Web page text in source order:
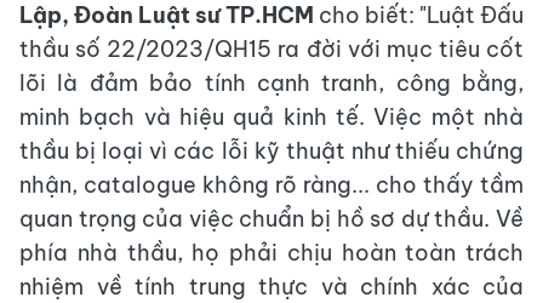
Lập, Đoàn Luật sư TP.HCM cho biết: "Luật Đấu
thầu số 22/2023/QH15 ra đời với mục tiêu cốt
lõi là đảm bảo tính cạnh tranh, công bằng,
minh bạch và hiệu quả kinh tế. Việc một nhà
thầu bị loại vì các lỗi kỹ thuật như thiếu chứng
nhận, catalogue không rõ ràng... cho thấy tầm
quan trọng của việc chuẩn bị hồ sơ dự thầu. Về
phía nhà thầu, họ phải chịu hoàn toàn trách
nhiệm về tính trung thực và chính xác của